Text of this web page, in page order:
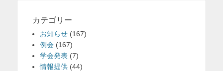
カテゴリー
お知らせ (167)
例会 (167)
学会発表 (7)
情報提供 (44)